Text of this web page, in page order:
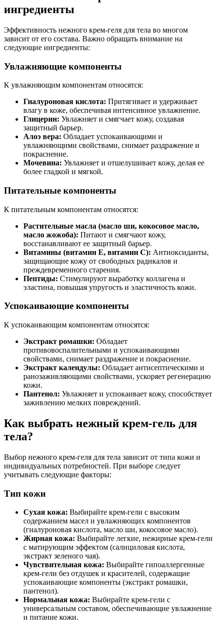
ингредиенты
Эффективность нежного крем-геля для тела во многом
зависит от его состава. Важно обращать внимание на
следующие ингредиенты:
Увлажняющие компоненты
К увлажняющим компонентам относятся:
Гиалуроновая кислота: Притягивает и удерживает
влагу в коже, обеспечивая интенсивное увлажнение.
Глицерин: Увлажняет и смягчает кожу, создавая
защитный барьер.
Алоэ вера: Обладает успокаивающими и
увлажняющими свойствами, снимает раздражение и
покраснение.
Мочевина: Увлажняет и отшелушивает кожу, делая ее
более гладкой и мягкой.
Питательные компоненты
К питательным компонентам относятся:
Растительные масла (масло ши, кокосовое масло,
масло жожоба): Питают и смягчают кожу,
восстанавливают ее защитный барьер.
Витамины (витамин Е, витамин С): Антиоксиданты,
защищающие кожу от свободных радикалов и
преждевременного старения.
Пептиды: Стимулируют выработку коллагена и
эластина, повышая упругость и эластичность кожи.
Успокаивающие компоненты
К успокаивающим компонентам относятся:
Экстракт ромашки: Обладает
противовоспалительными и успокаивающими
свойствами, снимает раздражение и покраснение.
Экстракт календулы: Обладает антисептическими и
ранозаживляющими свойствами, ускоряет регенерацию
кожи.
Пантенол: Увлажняет и успокаивает кожу, способствует
заживлению мелких повреждений.
Как выбрать нежный крем-гель для
тела?
Выбор нежного крем-геля для тела зависит от типа кожи и
индивидуальных потребностей. При выборе следует
учитывать следующие факторы:
Тип кожи
Сухая кожа: Выбирайте крем-гели с высоким
содержанием масел и увлажняющих компонентов
(гиалуроновая кислота, масло ши, кокосовое масло).
Жирная кожа: Выбирайте легкие, нежирные крем-гели
с матирующим эффектом (салициловая кислота,
экстракт зеленого чая).
Чувствительная кожа: Выбирайте гипоаллергенные
крем-гели без отдушек и красителей, содержащие
успокаивающие компоненты (экстракт ромашки,
пантенол).
Нормальная кожа: Выбирайте крем-гели с
универсальным составом, обеспечивающие увлажнение
и питание кожи.